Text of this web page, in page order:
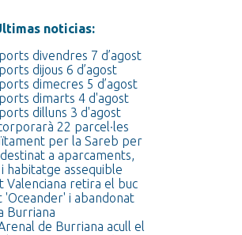
noticias:
divendres 7 d’agost
dijous 6 d’agost
dimecres 5 d’agost
dimarts 4 d'agost
dilluns 3 d'agost
22 parcel·les
per la Sareb per
a aparcaments,
habitatge assequible
Valenciana retira el buc
'Oceander' i abandonat
Burriana
de Burriana acull el